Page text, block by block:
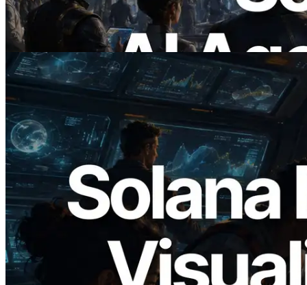
precisam
Ler este artigo
2026.05.24
Validators Solutions lança Solana Block
Analyzer — Visualizando o tempo de
produção de bloco por slot e o validador